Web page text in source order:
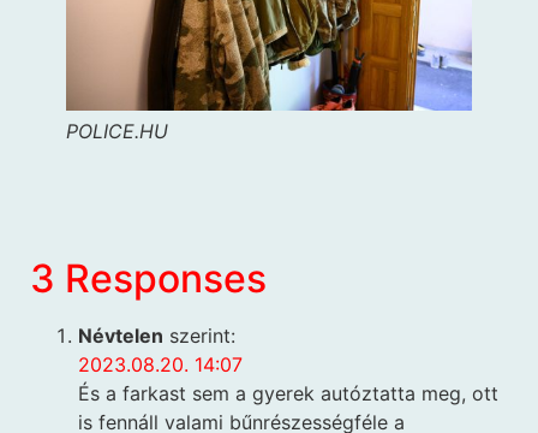
POLICE.HU
3 Responses
Névtelen szerint:
2023.08.20. 14:07
És a farkast sem a gyerek autóztatta meg, ott
is fennáll valami bűnrészességféle a